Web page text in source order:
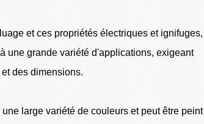
et ces propriétés électriques et ignifuges,
une grande variété d'applications, exigeant
des dimensions.
large variété de couleurs et peut être peint